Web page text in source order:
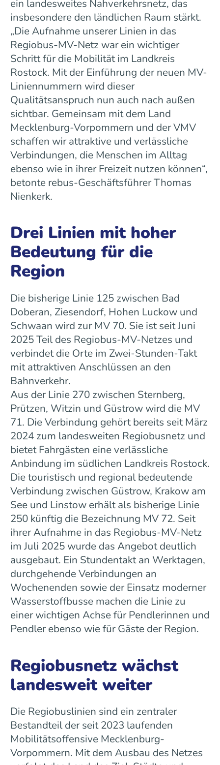
ein landesweites Nahverkehrsnetz, das
insbesondere den ländlichen Raum stärkt.
„Die Aufnahme unserer Linien in das
Regiobus-MV-Netz war ein wichtiger
Schritt für die Mobilität im Landkreis
Rostock. Mit der Einführung der neuen MV-
Liniennummern wird dieser
Qualitätsanspruch nun auch nach außen
sichtbar. Gemeinsam mit dem Land
Mecklenburg-Vorpommern und der VMV
schaffen wir attraktive und verlässliche
Verbindungen, die Menschen im Alltag
ebenso wie in ihrer Freizeit nutzen können“,
betonte rebus-Geschäftsführer Thomas
Nienkerk.
Drei Linien mit hoher
Bedeutung für die
Region
Die bisherige Linie 125 zwischen Bad
Doberan, Ziesendorf, Hohen Luckow und
Schwaan wird zur MV 70. Sie ist seit Juni
2025 Teil des Regiobus-MV-Netzes und
verbindet die Orte im Zwei-Stunden-Takt
mit attraktiven Anschlüssen an den
Bahnverkehr.
Aus der Linie 270 zwischen Sternberg,
Prützen, Witzin und Güstrow wird die MV
71. Die Verbindung gehört bereits seit März
2024 zum landesweiten Regiobusnetz und
bietet Fahrgästen eine verlässliche
Anbindung im südlichen Landkreis Rostock.
Die touristisch und regional bedeutende
Verbindung zwischen Güstrow, Krakow am
See und Linstow erhält als bisherige Linie
250 künftig die Bezeichnung MV 72. Seit
ihrer Aufnahme in das Regiobus-MV-Netz
im Juli 2025 wurde das Angebot deutlich
ausgebaut. Ein Stundentakt an Werktagen,
durchgehende Verbindungen an
Wochenenden sowie der Einsatz moderner
Wasserstoffbusse machen die Linie zu
einer wichtigen Achse für Pendlerinnen und
Pendler ebenso wie für Gäste der Region.
Regiobusnetz wächst
landesweit weiter
Die Regiobuslinien sind ein zentraler
Bestandteil der seit 2023 laufenden
Mobilitätsoffensive Mecklenburg-
Vorpommern. Mit dem Ausbau des Netzes